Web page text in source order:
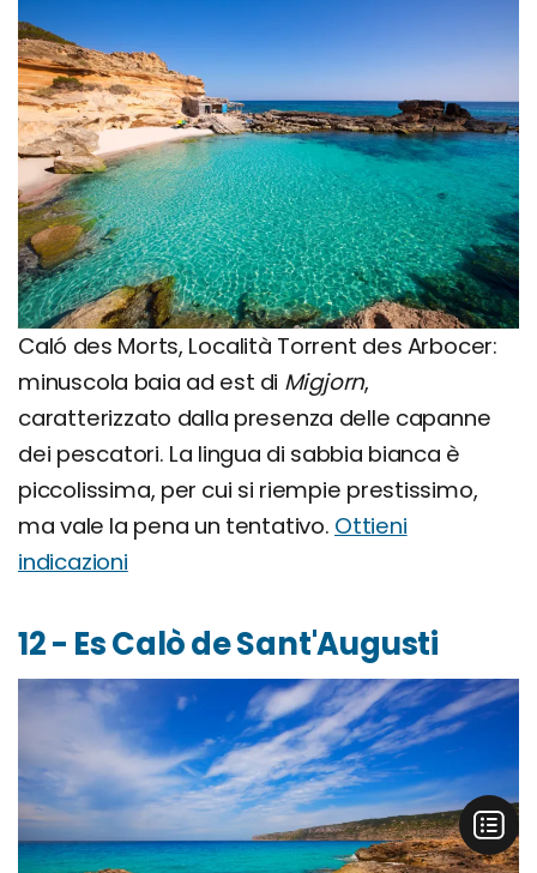
Caló des Morts, Località Torrent des Arbocer:
minuscola baia ad est di Migjorn,
caratterizzato dalla presenza delle capanne
dei pescatori. La lingua di sabbia bianca è
piccolissima, per cui si riempie prestissimo,
ma vale la pena un tentativo. Ottieni
indicazioni
12 - Es Calò de Sant'Augusti